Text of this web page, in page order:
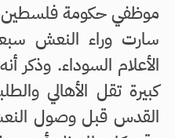
موظفي حكومة فلسطين،
سارت وراء النعش
الأعلام السوداء. وذكر
كبيرة تقل الأهالي
القدس قبل وصول